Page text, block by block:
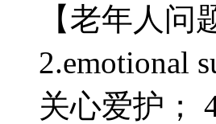
【老年人问
2.emotional
关心爱护；